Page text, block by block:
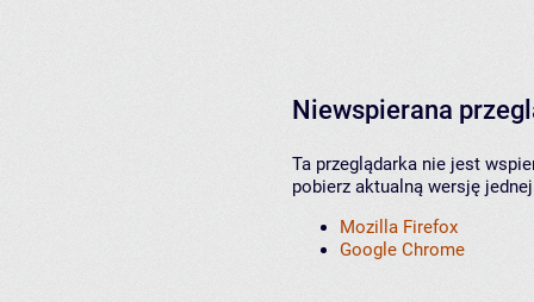
Niewspierana
Ta przeglądarka nie jest
pobierz aktualną wersję
Mozilla Firefox
Google Chrome